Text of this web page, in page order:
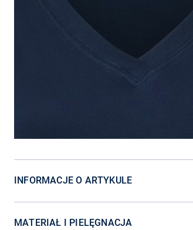
INFORMACJE O ARTYKULE
MATERIAŁ I PIELĘGNACJA